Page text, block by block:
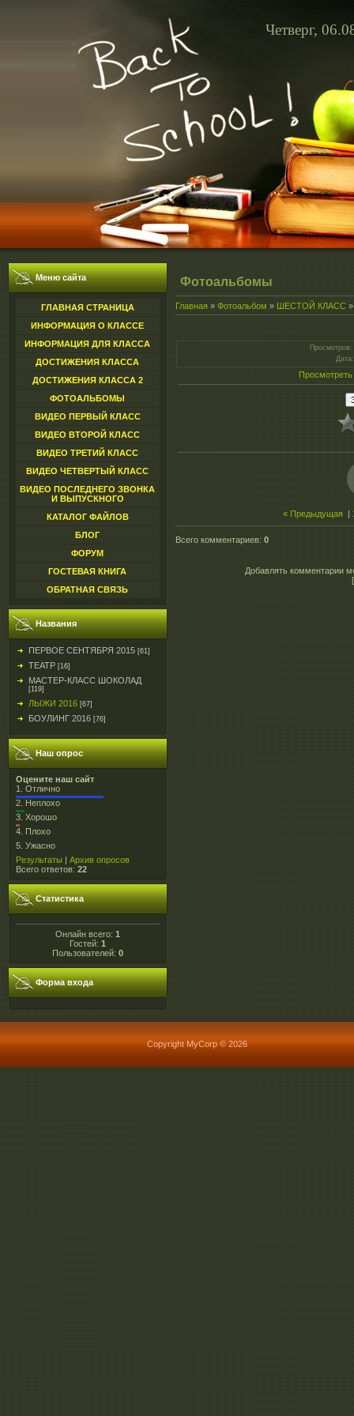
Четверг,
Меню сайта
ГЛАВНАЯ СТРАНИЦА
ИНФОРМАЦИЯ О КЛАССЕ
ИНФОРМАЦИЯ ДЛЯ КЛАССА
ДОСТИЖЕНИЯ КЛАССА
ДОСТИЖЕНИЯ КЛАССА 2
ФОТОАЛЬБОМЫ
ВИДЕО ПЕРВЫЙ КЛАСС
ВИДЕО ВТОРОЙ КЛАСС
ВИДЕО ТРЕТИЙ КЛАСС
ВИДЕО ЧЕТВЕРТЫЙ КЛАСС
ВИДЕО ПОСЛЕДНЕГО ЗВОНКА
И ВЫПУСКНОГО
КАТАЛОГ ФАЙЛОВ
БЛОГ
ФОРУМ
ГОСТЕВАЯ КНИГА
ОБРАТНАЯ СВЯЗЬ
Названия
ПЕРВОЕ СЕНТЯБРЯ 2015 [61]
ТЕАТР [16]
МАСТЕР-КЛАСС ШОКОЛАД
[119]
ЛЫЖИ 2016 [67]
БОУЛИНГ 2016 [76]
Наш опрос
Оцените наш сайт
1. Отлично
2. Неплохо
3. Хорошо
4. Плохо
5. Ужасно
Результаты | Архив опросов
Всего ответов: 22
Статистика
Онлайн всего: 1
Гостей: 1
Пользователей: 0
Форма входа
Фотоальбомы
Главная » Фотоальбом » ШЕСТОЙ КЛАСС
Просмотров:
Дата
« Предыдущая
Всего комментариев: 0
Добавлять комментарии
Copyright MyCorp © 2026